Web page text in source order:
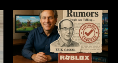
användare 2025, och vad som
händer inför 2026.